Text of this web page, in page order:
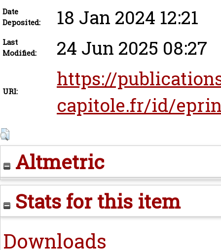
Date
Deposited:
18 Jan 2024 12:21
Last
Modified:
24 Jun 2025 08:27
URI:
https://
capitole.fr/id/
Altmetric
Stats for this item
Downloads